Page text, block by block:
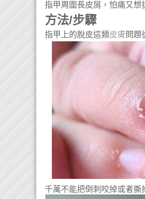
指甲周圍長皮屑，怕痛又想
方法/步驟
指甲上的脫皮這類皮膚問題
千萬不能把倒刺咬掉或者撕